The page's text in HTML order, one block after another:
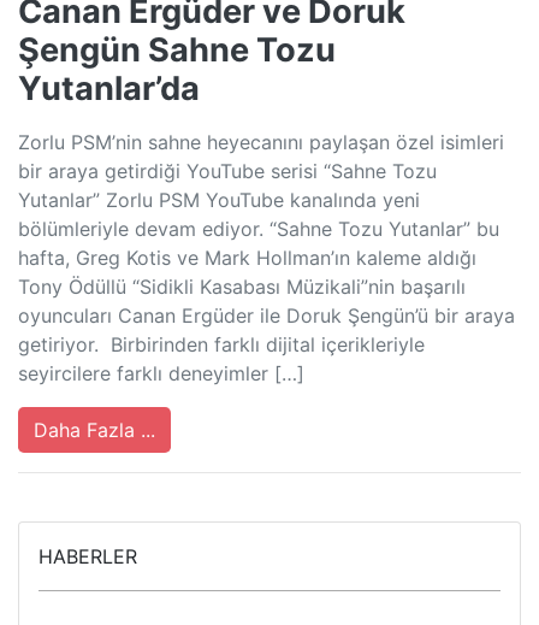
Canan Ergüder ve Doruk
Şengün Sahne Tozu
Yutanlar’da
Zorlu PSM’nin sahne heyecanını paylaşan özel isimleri
bir araya getirdiği YouTube serisi “Sahne Tozu
Yutanlar” Zorlu PSM YouTube kanalında yeni
bölümleriyle devam ediyor. “Sahne Tozu Yutanlar” bu
hafta, Greg Kotis ve Mark Hollman’ın kaleme aldığı
Tony Ödüllü “Sidikli Kasabası Müzikali”nin başarılı
oyuncuları Canan Ergüder ile Doruk Şengün’ü bir araya
getiriyor. Birbirinden farklı dijital içerikleriyle
seyircilere farklı deneyimler […]
Daha Fazla ...
HABERLER